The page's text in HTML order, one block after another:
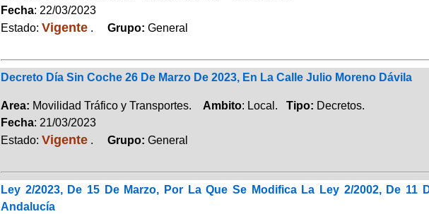
Fecha: 22/03/2023
Estado: Vigente. Grupo: General
Decreto Día Sin Coche 26 De Marzo De 2023, En La Calle Julio Moreno Dávila
Area: Movilidad Tráfico y Transportes. Ambito: Local. Tipo: Decretos.
Fecha: 21/03/2023
Estado: Vigente. Grupo: General
Ley 2/2023, De 15 De Marzo, Por La Que Se Modifica La Ley 2/2002, De 11
Andalucía